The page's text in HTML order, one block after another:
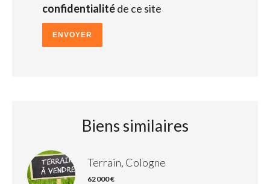
confidentialitéde ce site
ENVOYER
Biens similaires
Terrain, Cologne
62 000 €